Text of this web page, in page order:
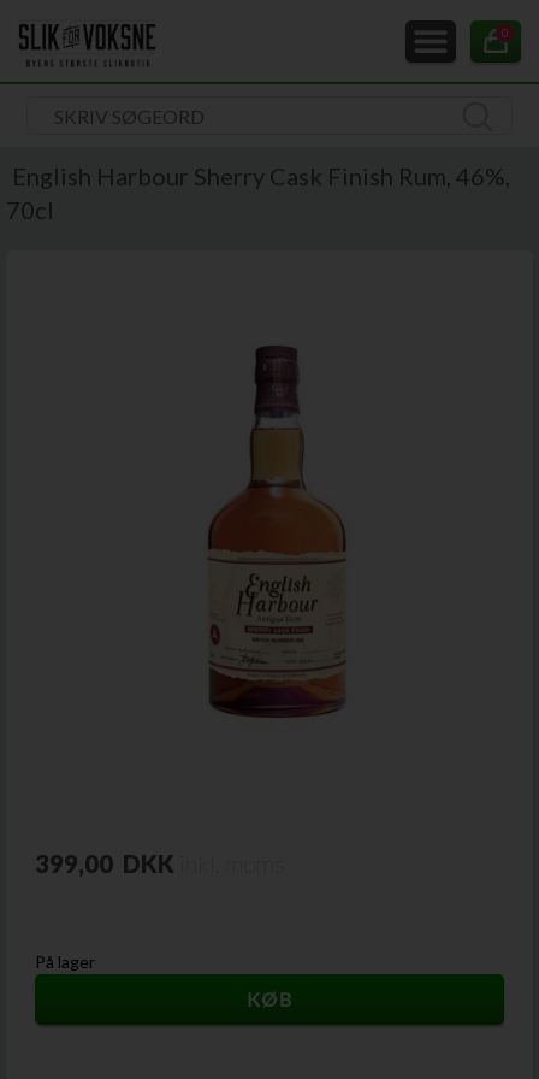
0
English Harbour Sherry Cask Finish Rum, 46%,
70cl
399,00 DKK
På lager